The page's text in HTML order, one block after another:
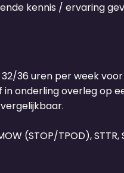
kennis / ervaring
36 uren per week
onderling overleg op
(STOP/TPOD), STTR,